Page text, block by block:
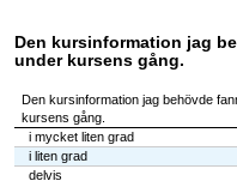
Den kursinformation jag
under kursens gång.
Den kursinformation jag behövde
kursens gång.
i mycket liten grad
i liten grad
delvis